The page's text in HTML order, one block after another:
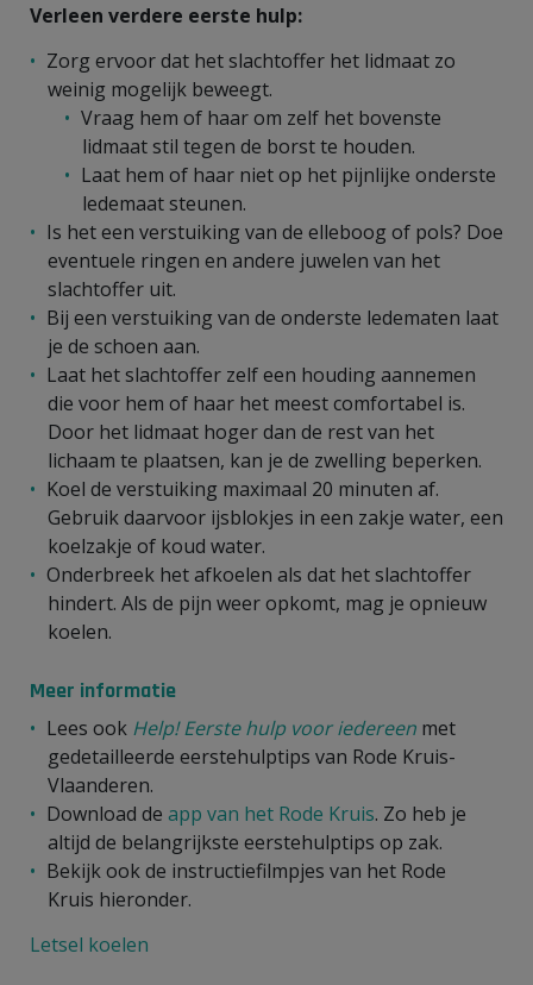
Verleen verdere eerste hulp:
Zorg ervoor dat het slachtoffer het lidmaat zo
weinig mogelijk beweegt.
Vraag hem of haar om zelf het bovenste
lidmaat stil tegen de borst te houden.
Laat hem of haar niet op het pijnlijke onderste
ledemaat steunen.
Is het een verstuiking van de elleboog of pols? Doe
eventuele ringen en andere juwelen van het
slachtoffer uit.
Bij een verstuiking van de onderste ledematen laat
je de schoen aan.
Laat het slachtoffer zelf een houding aannemen
die voor hem of haar het meest comfortabel is.
Door het lidmaat hoger dan de rest van het
lichaam te plaatsen, kan je de zwelling beperken.
Koel de verstuiking maximaal 20 minuten af.
Gebruik daarvoor ijsblokjes in een zakje water, een
koelzakje of koud water.
Onderbreek het afkoelen als dat het slachtoffer
hindert. Als de pijn weer opkomt, mag je opnieuw
koelen.
Meer informatie
Lees ook Help! Eerste hulp voor iedereen met
gedetailleerde eerstehulptips van Rode Kruis-
Vlaanderen.
Download de app van het Rode Kruis. Zo heb je
altijd de belangrijkste eerstehulptips op zak.
Bekijk ook de instructiefilmpjes van het Rode
Kruis hieronder.
Letsel koelen